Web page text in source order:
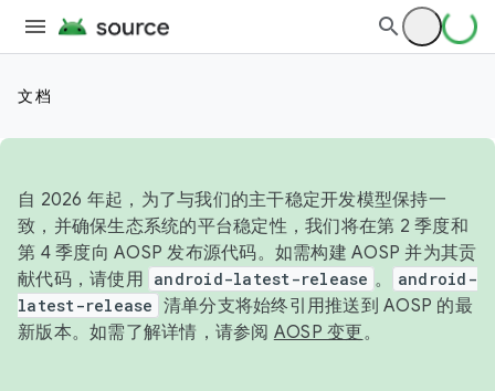
文档
自 2026 年起，为了与我们的主干稳定开发模型保持一
致，并确保生态系统的平台稳定性，我们将在第 2 季度和
第 4 季度向 AOSP 发布源代码。如需构建 AOSP 并为其贡
献代码，请使用 android-latest-release 。
android-
latest-release 清单分支将始终引用推送到 AOSP 的最
新版本。如需了解详情，请参阅 AOSP 变更。